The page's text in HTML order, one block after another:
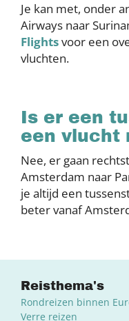
Je kan met, onder
Airways naar
Flightsvoor een
vluchten.
Is er een
een vlucht
Nee, er gaan
Amsterdam naar
je altijd een
beter vanaf
Reisthema's
Rondreizen binnen
Verre reizen